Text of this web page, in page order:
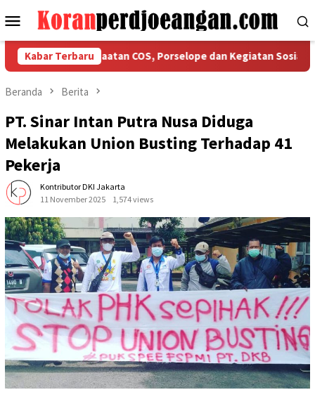
ke
Menu
Mobile
Kabar Terbaru
Ketaatan COS, Porselope dan Kegiatan Sosial
Beranda Berita
PT. Sinar Intan Putra Nusa Diduga
Melakukan Union Busting Terhadap 41
Pekerja
Kontributor DKI Jakarta
11 November 2025
1,574 views